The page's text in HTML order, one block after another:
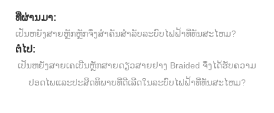
ທີ່ຜ່ານມາ:
ເປັນຫຍັງສາຍຫຼັກຫຼັກຈຶ່ງສໍາຄັນສໍາລັບລະບົບໄຟຟ້າທີ່ທັນສະໄຫມ?
ຕໍ່ໄປ:
ເປັນ​ຫຍັງ​ສາຍ​ເຄ​ເບີນ​ຫຼັກ​ສາຍ​ດຽວ​ສາຍ​ຢາງ Braided ຈຶ່ງ​ໄດ້​ຮັບ​ຄວາມ​
ປອດ​ໄພ​ແລະ​ປະ​ສິດ​ທິ​ພາບ​ທີ່​ດີ​ເລີດ​ໃນ​ລະ​ບົບ​ໄຟ​ຟ້າ​ທີ່​ທັນ​ສະ​ໄຫມ?